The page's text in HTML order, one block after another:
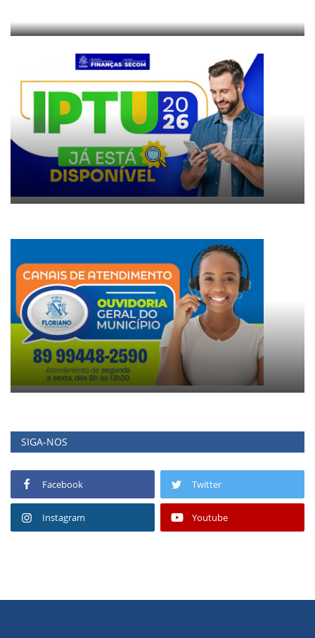
SIGA-NOS
Facebook Twitter
Instagram Youtube